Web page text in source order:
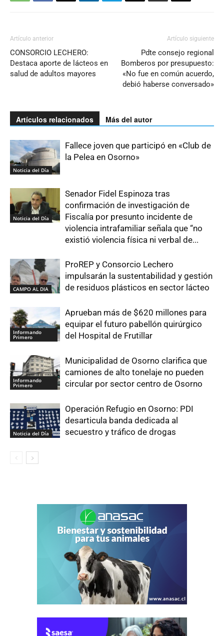
Artículo anterior
CONSORCIO LECHERO:
Destaca aporte de lácteos en
salud de adultos mayores
Artículo siguiente
Pdte consejo regional
Bomberos por presupuesto:
«No fue en común acuerdo,
debió haberse conversado»
Artículos relacionados Más del autor
Noticia del Día
Fallece joven que participó en «Club de
la Pelea en Osorno»
Noticia del Día
Senador Fidel Espinoza tras
confirmación de investigación de
Fiscalía por presunto incidente de
violencia intrafamiliar señala que “no
existió violencia física ni verbal de...
CAMPO AL DIA
ProREP y Consorcio Lechero
impulsarán la sustentabilidad y gestión
de residuos plásticos en sector lácteo
Informando
Primero
Aprueban más de $620 millones para
equipar el futuro pabellón quirúrgico
del Hospital de Frutillar
Informando
Primero
Municipalidad de Osorno clarifica que
camiones de alto tonelaje no pueden
circular por sector centro de Osorno
Noticia del Día
Operación Refugio en Osorno: PDI
desarticula banda dedicada al
secuestro y tráfico de drogas